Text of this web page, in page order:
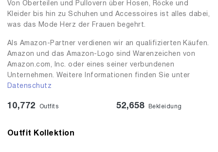
Von Oberteilen und Pullovern über Hosen, Röcke und
Kleider bis hin zu Schuhen und Accessoires ist alles dabei,
was das Mode Herz der Frauen begehrt.
Als Amazon-Partner verdienen wir an qualifizierten Käufen.
Amazon und das Amazon-Logo sind Warenzeichen von
Amazon.com, Inc. oder eines seiner verbundenen
Unternehmen. Weitere Informationen finden Sie unter
Datenschutz
10,772 Outfits 52,658 Bekleidung
Outfit Kollektion